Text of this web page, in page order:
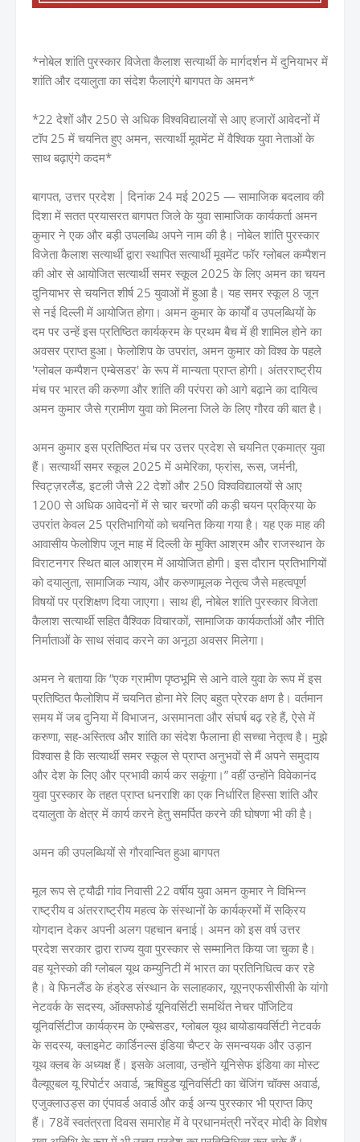
*नोबेल शांति पुरस्कार विजेता कैलाश सत्यार्थी के मार्गदर्शन में दुनियाभर में
शांति और दयालुता का संदेश फैलाएंगे बागपत के अमन*
*22 देशों और 250 से अधिक विश्वविद्यालयों से आए हजारों आवेदनों में
टॉप 25 में चयनित हुए अमन, सत्यार्थी मूवमेंट में वैश्विक युवा नेताओं के
साथ बढ़ाएंगे कदम*
बागपत, उत्तर प्रदेश | दिनांक 24 मई 2025 — सामाजिक बदलाव की
दिशा में सतत प्रयासरत बागपत जिले के युवा सामाजिक कार्यकर्ता अमन
कुमार ने एक और बड़ी उपलब्धि अपने नाम की है। नोबेल शांति पुरस्कार
विजेता कैलाश सत्यार्थी द्वारा स्थापित सत्यार्थी मूवमेंट फॉर ग्लोबल कम्पैशन
की ओर से आयोजित सत्यार्थी समर स्कूल 2025 के लिए अमन का चयन
दुनियाभर से चयनित शीर्ष 25 युवाओं में हुआ है। यह समर स्कूल 8 जून
से नई दिल्ली में आयोजित होगा। अमन कुमार के कार्यों व उपलब्धियों के
दम पर उन्हें इस प्रतिष्ठित कार्यक्रम के प्रथम बैच में ही शामिल होने का
अवसर प्राप्त हुआ। फेलोशिप के उपरांत, अमन कुमार को विश्व के पहले
'ग्लोबल कम्पैशन एम्बेसडर' के रूप में मान्यता प्राप्त होगी। अंतरराष्ट्रीय
मंच पर भारत की करुणा और शांति की परंपरा को आगे बढ़ाने का दायित्व
अमन कुमार जैसे ग्रामीण युवा को मिलना जिले के लिए गौरव की बात है।
अमन कुमार इस प्रतिष्ठित मंच पर उत्तर प्रदेश से चयनित एकमात्र युवा
हैं। सत्यार्थी समर स्कूल 2025 में अमेरिका, फ्रांस, रूस, जर्मनी,
स्विट्ज़रलैंड, इटली जैसे 22 देशों और 250 विश्वविद्यालयों से आए
1200 से अधिक आवेदनों में से चार चरणों की कड़ी चयन प्रक्रिया के
उपरांत केवल 25 प्रतिभागियों को चयनित किया गया है। यह एक माह की
आवासीय फेलोशिप जून माह में दिल्ली के मुक्ति आश्रम और राजस्थान के
विराटनगर स्थित बाल आश्रम में आयोजित होगी। इस दौरान प्रतिभागियों
को दयालुता, सामाजिक न्याय, और करुणामूलक नेतृत्व जैसे महत्वपूर्ण
विषयों पर प्रशिक्षण दिया जाएगा। साथ ही, नोबेल शांति पुरस्कार विजेता
कैलाश सत्यार्थी सहित वैश्विक विचारकों, सामाजिक कार्यकर्ताओं और नीति
निर्माताओं के साथ संवाद करने का अनूठा अवसर मिलेगा।
अमन ने बताया कि “एक ग्रामीण पृष्ठभूमि से आने वाले युवा के रूप में इस
प्रतिष्ठित फैलोशिप में चयनित होना मेरे लिए बहुत प्रेरक क्षण है। वर्तमान
समय में जब दुनिया में विभाजन, असमानता और संघर्ष बढ़ रहे हैं, ऐसे में
करुणा, सह-अस्तित्व और शांति का संदेश फैलाना ही सच्चा नेतृत्व है। मुझे
विश्वास है कि सत्यार्थी समर स्कूल से प्राप्त अनुभवों से मैं अपने समुदाय
और देश के लिए और प्रभावी कार्य कर सकूंगा।” वहीं उन्होंने विवेकानंद
युवा पुरस्कार के तहत प्राप्त धनराशि का एक निर्धारित हिस्सा शांति और
दयालुता के क्षेत्र में कार्य करने हेतु समर्पित करने की घोषणा भी की है।
अमन की उपलब्धियों से गौरवान्वित हुआ बागपत
मूल रूप से ट्यौढी गांव निवासी 22 वर्षीय युवा अमन कुमार ने विभिन्न
राष्ट्रीय व अंतरराष्ट्रीय महत्व के संस्थानों के कार्यक्रमों में सक्रिय
योगदान देकर अपनी अलग पहचान बनाई। अमन को इस वर्ष उत्तर
प्रदेश सरकार द्वारा राज्य युवा पुरस्कार से सम्मानित किया जा चुका है।
वह यूनेस्को की ग्लोबल यूथ कम्युनिटी में भारत का प्रतिनिधित्व कर रहे
है। वे फिनलैंड के हंड्रेड संस्थान के सलाहकार, यूएनएफसीसीसी के यांगो
नेटवर्क के सदस्य, ऑक्सफोर्ड यूनिवर्सिटी समर्थित नेचर पॉजिटिव
यूनिवर्सिटीज कार्यक्रम के एम्बेसडर, ग्लोबल यूथ बायोडायवर्सिटी नेटवर्क
के सदस्य, क्लाइमेट कार्डिनल्स इंडिया चैप्टर के समन्वयक और उड़ान
यूथ क्लब के अध्यक्ष हैं। इसके अलावा, उन्होंने यूनिसेफ इंडिया का मोस्ट
वैल्यूएबल यू रिपोर्टर अवार्ड, ऋषिहुड यूनिवर्सिटी का चेंजिंग चॉक्स अवार्ड,
एजुक्लाउड्स का एंपावर्ड अवार्ड और कई अन्य पुरस्कार भी प्राप्त किए
हैं। 78वें स्वतंत्रता दिवस समारोह में वे प्रधानमंत्री नरेंद्र मोदी के विशेष